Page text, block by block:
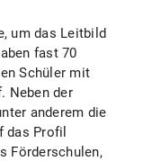
um das Leitbild
fast 70
Schüler mit
Neben der
anderem die
das Profil
Förderschulen,